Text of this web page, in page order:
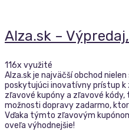
Alza.sk –
116x využité
Alza.sk je najväčší obchod
poskytujúci inovatívny prístup k
zľavové kupóny a zľavové kódy,
možnosti dopravy zadarmo,
Vďaka týmto zľavovým
oveľa výhodnejšie!